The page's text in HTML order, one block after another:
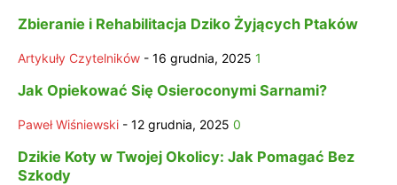
Zbieranie i Rehabilitacja Dziko Żyjących Ptaków
Artykuły Czytelników - 16 grudnia, 2025 1
Jak Opiekować Się Osieroconymi Sarnami?
Paweł Wiśniewski - 12 grudnia, 2025 0
Dzikie Koty w Twojej Okolicy: Jak Pomagać Bez
Szkody